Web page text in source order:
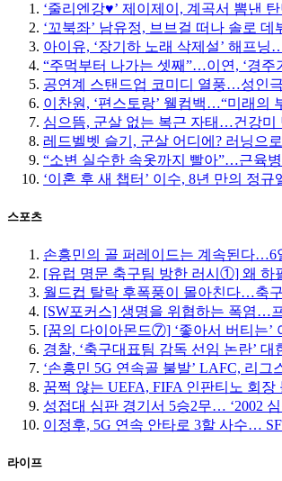
‘줄리엔강♥’ 제이제이, 계곡서 뽐낸
‘꼬북좌’ 남유정, 브브걸 떠나 솔로
아이유, ‘장기하 노래 삭제설’ 해프
“주먹부터 나가는 셋째”…이연, ‘경주
공연계 스탠드업 코미디 열풍…성인
이찬원, ‘편스토랑’ 웰컴백…“미래의
심으뜸, 군살 없는 복근 자태…건강
레드벨벳 슬기, 군살 어디에? 러닝으
“소변 실수한 속옷까지 빨아”…근육
‘이혼 후 새 챕터’ 이수, 8년 만의 정
스포츠
손흥민의 골 퍼레이드는 계속된다…6
[유럽 명문 축구팀 방한 러시①] 왜
월드컵 탈락 후폭풍이 몰아친다…축
[SW포커스] 생명을 위협하는 폭염…
[꿈의 다이아몬드⑦] ‘좋아서 버티는
경찰, ‘축구대표팀 감독 선임 논란’
‘손흥민 5G 연속골 불발’ LAFC, 리
꿈쩍 않는 UEFA, FIFA 인판티노 회장
성접대 심판 경기서 5승2무… ‘2002
이정후, 5G 연속 안타로 3할 사수…
라이프